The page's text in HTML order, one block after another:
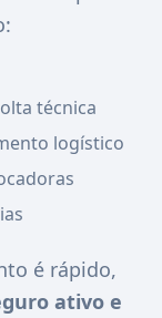
técnica
logístico
é rápido,
ativo e